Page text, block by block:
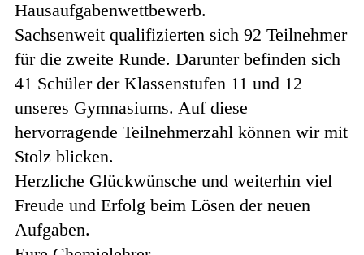
Hausaufgabenwettbewerb.
Sachsenweit qualifizierten sich 92 Teilnehmer
für die zweite Runde. Darunter befinden sich
41 Schüler der Klassenstufen 11 und 12
unseres Gymnasiums. Auf diese
hervorragende Teilnehmerzahl können wir mit
Stolz blicken.
Herzliche Glückwünsche und weiterhin viel
Freude und Erfolg beim Lösen der neuen
Aufgaben.